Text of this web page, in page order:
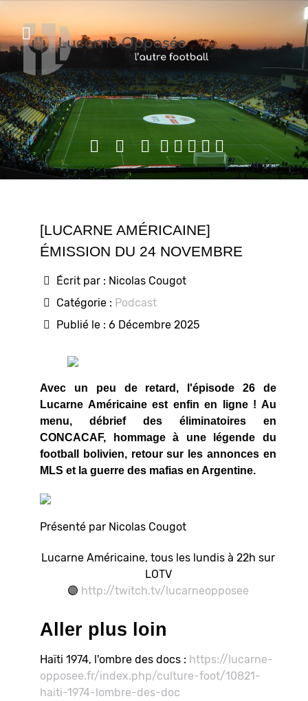
[LUCARNE AMÉRICAINE]
ÉMISSION DU 24 NOVEMBRE
Écrit par : Nicolas Cougot
Catégorie : Podcast
Publié le : 6 Décembre 2025
Avec un peu de retard, l'épisode 26 de
Lucarne Américaine est enfin en ligne ! Au
menu, débrief des éliminatoires en
CONCACAF, hommage à une légende du
football bolivien, retour sur les annonces en
MLS et la guerre des mafias en Argentine.
Présenté par Nicolas Cougot
Lucarne Américaine, tous les lundis à 22h sur
LOTV
🟣 http://twitch.tv/lucarneopposee
Aller plus loin
Haïti 1974, l'ombre des docs : https://lucarne-
opposee.fr/index.php/culture-foot/10821-
haiti-1974-lombre-des-doc